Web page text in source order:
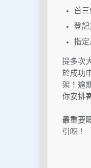
首
登記
指定
提多次
於成功
架！逾
你安排
最重要
引呀！